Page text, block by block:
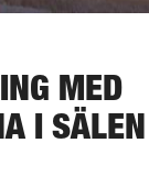
MED
I SÄLEN